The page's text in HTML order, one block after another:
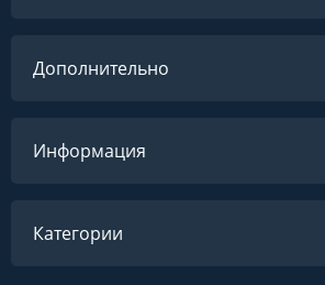
Дополнительно
Информация
Категории